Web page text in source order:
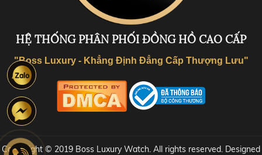
HỆ THỐNG PHÂN PHỐI ĐỒNG HỒ CAO CẤP
"Boss Luxury - Khẳng Định Đẳng Cấp Thượng Lưu"
Coppyright © 2019 Boss Luxury Watch. All rights reserved. Designed